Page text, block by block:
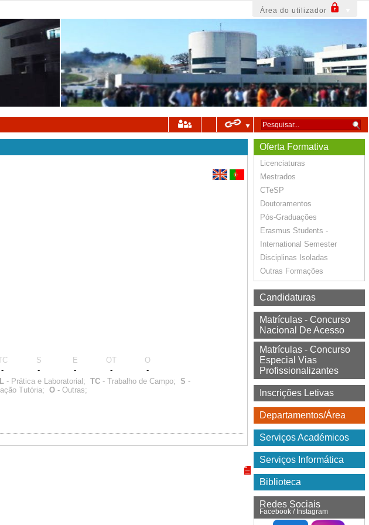
Área do utilizador
S E OT
O
- - - -
-
- Prática e Laboratorial; TC - Trabalho de Campo; S -
Tutória; O - Outras;
Oferta Formativa
Licenciaturas
Mestrados
CTeSP
Doutoramentos
Pós-Graduações
Erasmus Students -
International Semester
Disciplinas Isoladas
Outras Formações
Candidaturas
Matrículas - Concurso
Nacional De Acesso
Matrículas - Concurso
Especial Vias
Profissionalizantes
Inscrições Letivas
Departamentos/Área
Serviços Académicos
Serviços Informática
Biblioteca
Redes Sociais
Facebook / Instagram